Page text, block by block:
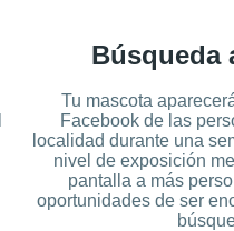
Búsqueda
Tu mascota
Facebook de las
localidad durante una
nivel de exposición
pantalla a más
oportunidades de ser